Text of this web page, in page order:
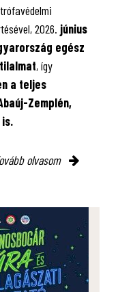
2026. június
egész
, így
a teljes
Zemplén,
olvasom